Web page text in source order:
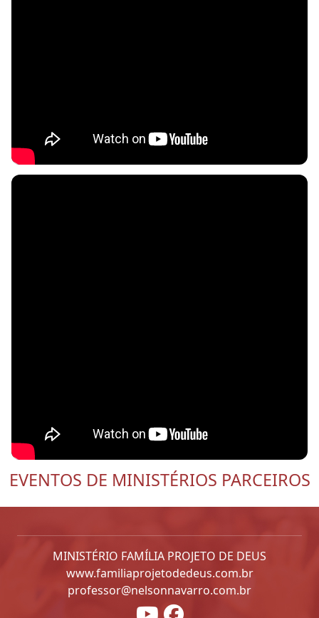
EVENTOS DE MINISTÉRIOS PARCEIROS
MINISTÉRIO FAMÍLIA PROJETO DE DEUS
www.familiaprojetodedeus.com.br
professor@nelsonnavarro.com.br